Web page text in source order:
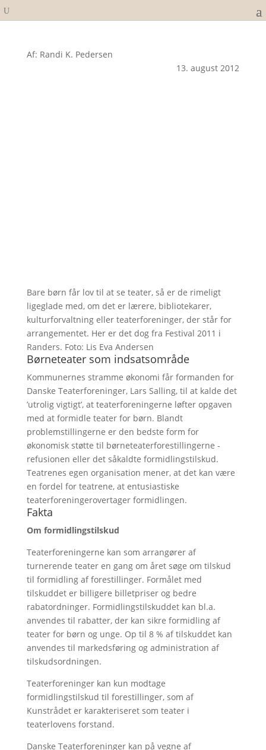
Af: Randi K. Pedersen
13. august 2012
Bare børn får lov til at se teater, så er de rimeligt
ligeglade med, om det er lærere, bibliotekarer,
kulturforvaltning eller teaterforeninger, der står for
arrangementet. Her er det dog fra Festival 2011 i
Randers. Foto: Lis Eva Andersen
Børneteater som indsatsområde
Kommunernes stramme økonomi får formanden for
Danske Teaterforeninger, Lars Salling, til at kalde det
’utrolig vigtigt’, at teaterforeningerne løfter opgaven
med at formidle teater for børn. Blandt
problemstillingerne er den bedste form for
økonomisk støtte til børneteaterforestillingerne -
refusionen eller det såkaldte formidlingstilskud.
Teatrenes egen organisation mener, at det kan være
en fordel for teatrene, at entusiastiske
teaterforeningerovertager formidlingen.
Fakta
Om formidlingstilskud
Teaterforeningerne kan som arrangører af
turnerende teater en gang om året søge om tilskud
til formidling af forestillinger. Formålet med
tilskuddet er billigere billetpriser og bedre
rabatordninger. Formidlingstilskuddet kan bl.a.
anvendes til rabatter, der kan sikre formidling af
teater for børn og unge. Op til 8 % af tilskuddet kan
anvendes til markedsføring og administration af
tilskudsordningen.
Teaterforeninger kan kun modtage
formidlingstilskud til forestillinger, som af
Kunstrådet er karakteriseret som teater i
teaterlovens forstand.
Danske Teaterforeninger kan på vegne af